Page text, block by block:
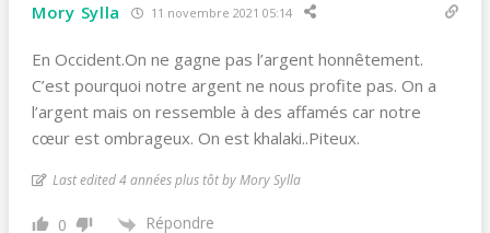
Mory Sylla 11 novembre 2021 05:14
En Occident.On ne gagne pas l’argent honnêtement.
C’est pourquoi notre argent ne nous profite pas. On a
l’argent mais on ressemble à des affamés car notre
cœur est ombrageux. On est khalaki..Piteux.
Last edited 4 années plus tôt by Mory Sylla
0 Répondre